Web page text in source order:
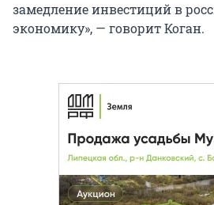
замедление инвестиций в
экономику», — говорит Коган.